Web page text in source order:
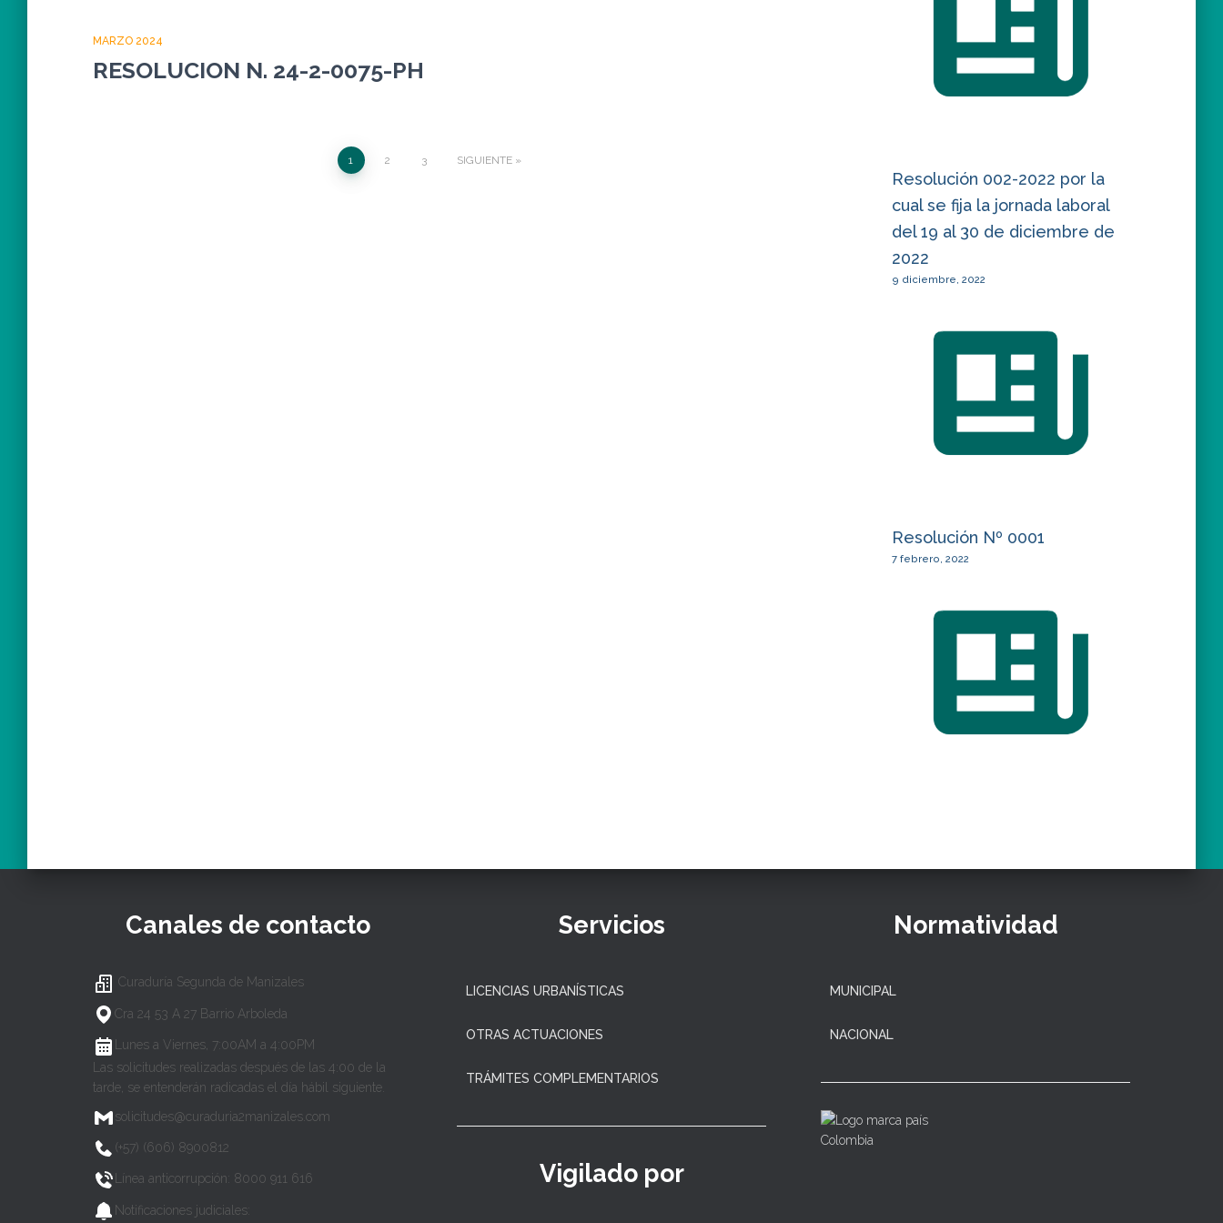
MARZO 2024
RESOLUCION N. 24-2-0075-PH
1 2 3 SIGUIENTE
Resolución 002-2022 por la
cual se fija la jornada laboral
del 19 al 30 de diciembre de
2022
9 diciembre, 2022
Resolución Nº 0001
7 febrero, 2022
Canales de contacto
Curaduría Segunda de Manizales
Cra 24 53 A 27 Barrio Arboleda
Lunes a Viernes, 7:00AM a 4:00PM
Las solicitudes realizadas después de las 4:00 de la
tarde, se entenderán radicadas el día hábil siguiente.
solicitudes@curaduria2manizales.com
(+57) (606) 8900812
Línea anticorrupción: 8000 911 616
Notificaciones judiciales:
Servicios
LICENCIAS URBANÍSTICAS
OTRAS ACTUACIONES
TRÁMITES COMPLEMENTARIOS
Vigilado por
Normatividad
MUNICIPAL
NACIONAL